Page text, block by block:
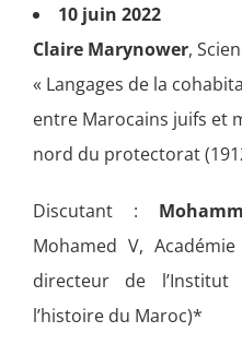
10 juin 2022
Claire Marynower,
« Langages de la
entre Marocains juifs et
nord du protectorat
Discutant :
Mohamed V,
directeur de
l’histoire du Maroc)*